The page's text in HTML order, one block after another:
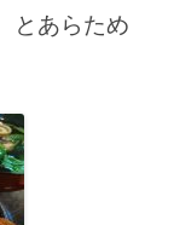
とあらため